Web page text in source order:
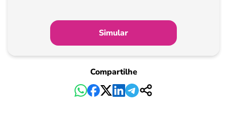
Simular
Compartilhe